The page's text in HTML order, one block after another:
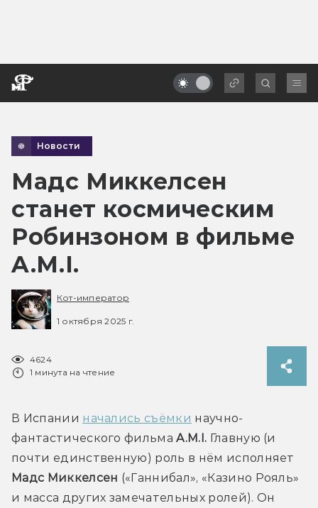
Новости
Мадс Миккелсен
станет космическим
Робинзоном в фильме
A.M.I.
Кот-император
1 октября 2025 г.
4624
1 минута на чтение
В Испании начались съёмки научно-
фантастического фильма A.M.I. Главную (и
Мадс Миккелсен («Ганнибал», «Казино Рояль»
и масса других замечательных ролей). Он